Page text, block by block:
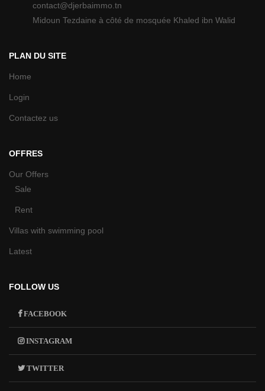
contact@djerbaimmo.tn
Midoun Tezdaine à côté de mosquée Khaled ibn Walid
PLAN DU SITE
Home
Login
Contactez us
OFFRES
Our Offers
Sale
Rent
Villas with swimming pool
Latest
FOLLOW US
FACEBOOK
INSTAGRAM
TWITTER